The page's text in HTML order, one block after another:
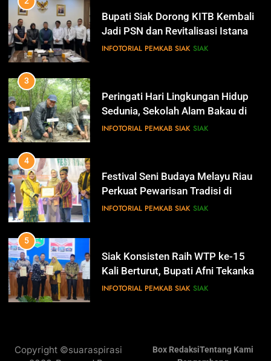
Selamat HUT RI Ke-79
IKLAN
13
IKLAN
14
IKLAN
15
16
Peringati Hari Lingkungan Hidup
Sedunia, Sekolah Alam Bakau di
Siak Cetak Generasi Penjaga
INFOTORIAL PEMKAB SIAK SIAK
4
Festival Seni Budaya Melayu Riau
Perkuat Pewarisan Tradisi di
Negeri Istana
INFOTORIAL PEMKAB SIAK SIAK
5
Siak Konsisten Raih WTP ke-15
Kali Berturut, Bupati Afni Tekankan
Penguatan Tata Kelola Keuangan
INFOTORIAL PEMKAB SIAK SIAK
6
Antisipasi Pencurian Data,
Diskominfo Siak Perkuat Tim
Tanggap Insiden Siber Mendukung
INFOTORIAL PEMKAB SIAK SIAK
Kecamatan Sungai Mandau, Bupati
Copyright ©suaraspirasi
Box RedaksiTentang Kami